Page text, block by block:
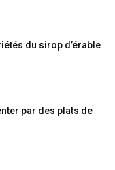
du sirop d’érable
par des plats de